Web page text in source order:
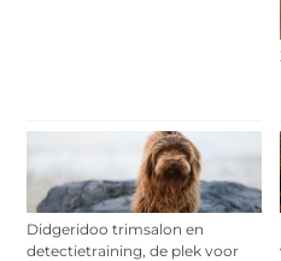
Didgeridoo trimsalon en
detectietraining, de plek voor